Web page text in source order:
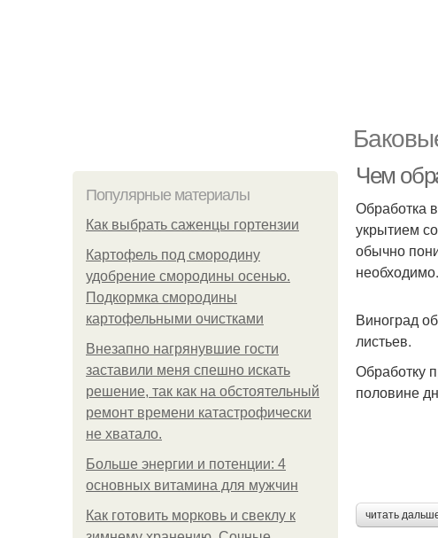
Популярные материалы
Как выбрать саженцы гортензии
Картофель под смородину
удобрение смородины осенью.
Подкормка смородины
картофельными очистками
Внезапно нагрянувшие гости
заставили меня спешно искать
решение, так как на обстоятельный
ремонт времени катастрофически
не хватало.
Больше энергии и потенции: 4
основных витамина для мужчин
Как готовить морковь и свеклу к
Чем
Обработка
укрытием
обычно
необходимо.
Виноград
листьев.
Обработку
половине
читать